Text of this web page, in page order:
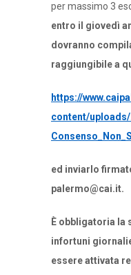
per massimo 3
entro il giovedì
dovranno
raggiungibile a
https://
content/
ed inviarlo
palermo@cai.it.
È obbligatoria la
infortuni
essere attivata